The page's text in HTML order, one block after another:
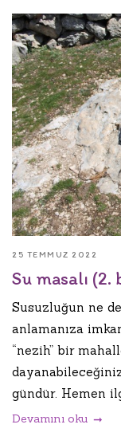
25 TEMMUZ 2022
Su masalı (2.
Susuzluğun ne
anlamanıza
“nezih” bir
gündür. Hemen
Devamını oku